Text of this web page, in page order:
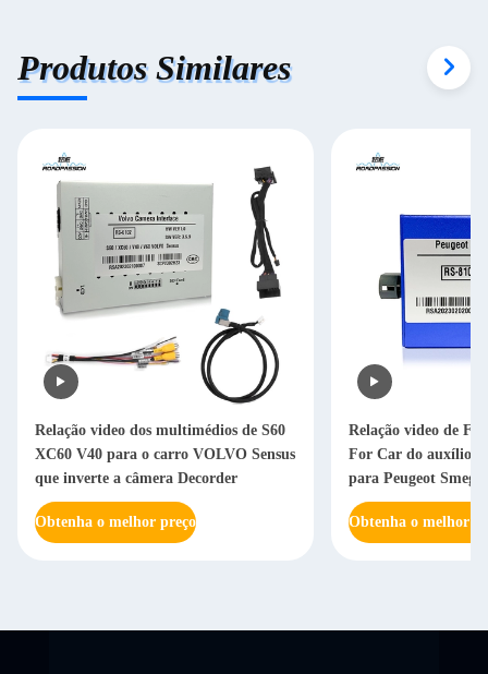
Produtos Similares
Relação video dos multimédios de S60
XC60 V40 para o carro VOLVO Sensus
que inverte a câmera Decorder
Obtenha o melhor preço
Relação video de
For Car do auxílio
para Peugeot Smeg
Obtenha o melhor